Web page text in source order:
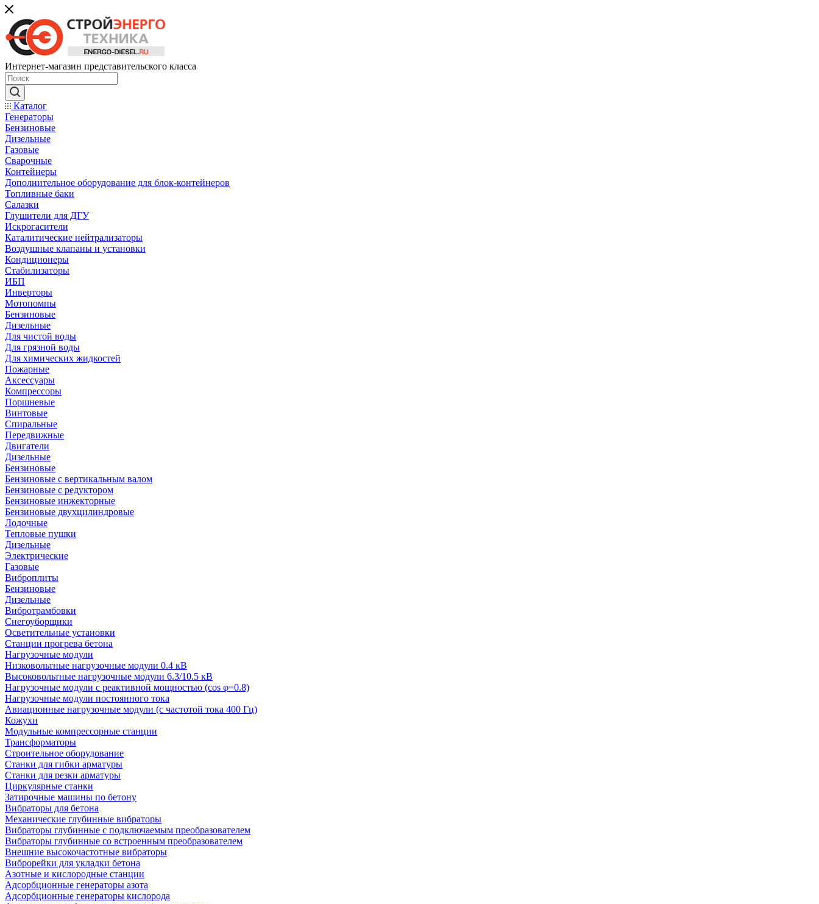
Интернет-магазин представительского класса
Каталог
Генераторы
Бензиновые
Дизельные
Газовые
Сварочные
Контейнеры
Дополнительное оборудование для блок-контейнеров
Топливные баки
Салазки
Глушители для ДГУ
Искрогасители
Каталитические нейтрализаторы
Воздушные клапаны и установки
Кондиционеры
Стабилизаторы
ИБП
Инверторы
Мотопомпы
Бензиновые
Дизельные
Для чистой воды
Для грязной воды
Для химических жидкостей
Пожарные
Аксессуары
Компрессоры
Поршневые
Винтовые
Спиральные
Передвижные
Двигатели
Дизельные
Бензиновые
Бензиновые с вертикальным валом
Бензиновые с редуктором
Бензиновые инжекторные
Бензиновые двухцилиндровые
Лодочные
Тепловые пушки
Дизельные
Электрические
Газовые
Виброплиты
Бензиновые
Дизельные
Вибротрамбовки
Снегоуборщики
Осветительные установки
Станции прогрева бетона
Нагрузочные модули
Низковольтные нагрузочные модули 0.4 кВ
Высоковольтные нагрузочные модули 6.3/10.5 кВ
Нагрузочные модули с реактивной мощностью (cos φ=0.8)
Нагрузочные модули постоянного тока
Авиационные нагрузочные модули (с частотой тока 400 Гц)
Кожухи
Модульные компрессорные станции
Трансформаторы
Строительное оборудование
Станки для гибки арматуры
Станки для резки арматуры
Циркулярные станки
Затирочные машины по бетону
Вибраторы для бетона
Механические глубинные вибраторы
Вибраторы глубинные с подключаемым преобразователем
Вибраторы глубинные со встроенным преобразователем
Внешние высокочастотные вибраторы
Виброрейки для укладки бетона
Азотные и кислородные станции
Адсорбционные генераторы азота
Адсорбционные генераторы кислорода